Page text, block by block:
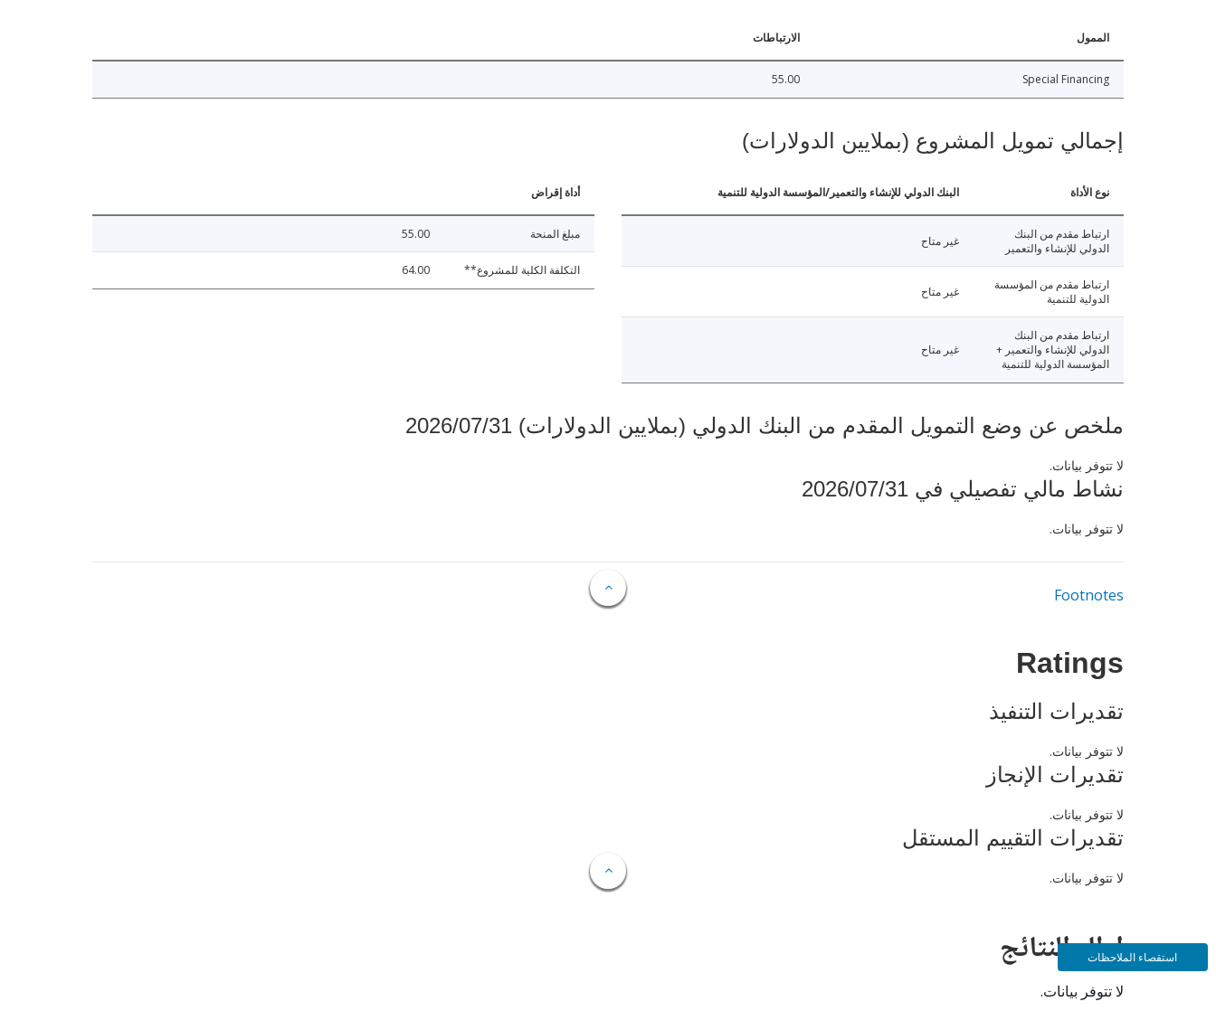
الممول الارتباطات
Special Financing
55.00
إجمالي تمويل المشروع (بملايين الدولارات)
نوع الأداة البنك الدولي للإنشاء والتعمير/المؤسسة الدولية للتنمية
ارتباط مقدم من البنك
الدولي للإنشاء والتعمير
غير متاح
ارتباط مقدم من المؤسسة
الدولية للتنمية
غير متاح
ارتباط مقدم من البنك
الدولي للإنشاء والتعمير +
المؤسسة الدولية للتنمية
غير متاح
أداة إقراض
مبلغ المنحة 55.00
التكلفة الكلية للمشروع** 64.00
ملخص عن وضع التمويل المقدم من البنك الدولي (بملايين الدولارات) 2026/07/31
لا تتوفر بيانات.
نشاط مالي تفصيلي في 2026/07/31
لا تتوفر بيانات.
Footnotes
Ratings
تقديرات التنفيذ
لا تتوفر بيانات.
تقديرات الإنجاز
لا تتوفر بيانات.
تقديرات التقييم المستقل
لا تتوفر بيانات.
إطار النتائج
لا تتوفر بيانات.
استقصاء الملاحظات